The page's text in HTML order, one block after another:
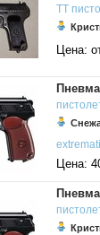
ТТ
Цена:
Цена: